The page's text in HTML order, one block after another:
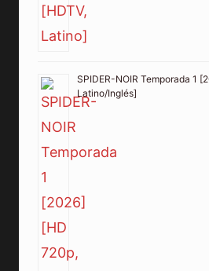
SPIDER-NOIR Temporada 1
Latino/Inglés]